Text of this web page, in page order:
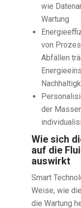
wie
Wartung
von
Abfällen
der
Wie sich
auf die
auswirkt
Smart
Weise, wie
die Wartung